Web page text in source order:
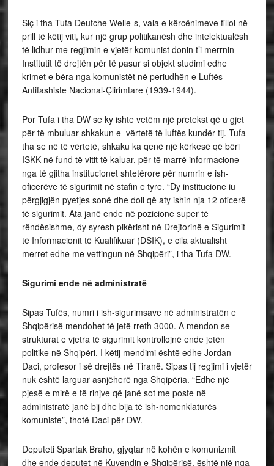
Siç i tha Tufa Deutche Welle-s, vala e kërcënimeve filloi në
prill të këtij viti, kur një grup politikanësh dhe intelektualësh
të lidhur me regjimin e vjetër komunist donin t’i merrnin
Institutit të drejtën për të pasur si objekt studimi edhe
krimet e bëra nga komunistët në periudhën e Luftës
Antifashiste Nacional-Çlirimtare (1939-1944).
Por Tufa i tha DW se ky ishte vetëm një pretekst që u gjet
për të mbuluar shkakun e vërtetë të luftës kundër tij. Tufa
tha se në të vërtetë, shkaku ka qenë një kërkesë që bëri
ISKK në fund të vitit të kaluar, për të marrë informacione
nga të gjitha institucionet shtetërore për numrin e ish-
oficerëve të sigurimit në stafin e tyre. “Dy institucione iu
përgjigjën pyetjes sonë dhe doli që aty ishin nja 12 oficerë
të sigurimit. Ata janë ende në pozicione super të
rëndësishme, dy syresh pikërisht në Drejtorinë e Sigurimit
të Informacionit të Kualifikuar (DSIK), e cila aktualisht
merret edhe me vettingun në Shqipëri”, i tha Tufa DW.
Sigurimi ende në administratë
Sipas Tufës, numri i ish-sigurimsave në administratën e
Shqipërisë mendohet të jetë rreth 3000. A mendon se
strukturat e vjetra të sigurimit kontrollojnë ende jetën
politike në Shqipëri. I këtij mendimi është edhe Jordan
Daci, profesor i së drejtës në Tiranë. Sipas tij regjimi i vjetër
nuk është larguar asnjëherë nga Shqipëria. “Edhe një
pjesë e mirë e të rinjve që janë sot me poste në
administratë janë bij dhe bija të ish-nomenklaturës
komuniste”, thotë Daci për DW.
Deputeti Spartak Braho, gjyqtar në kohën e komunizmit
dhe ende deputet në Kuvendin e Shqipërisë, është një nga